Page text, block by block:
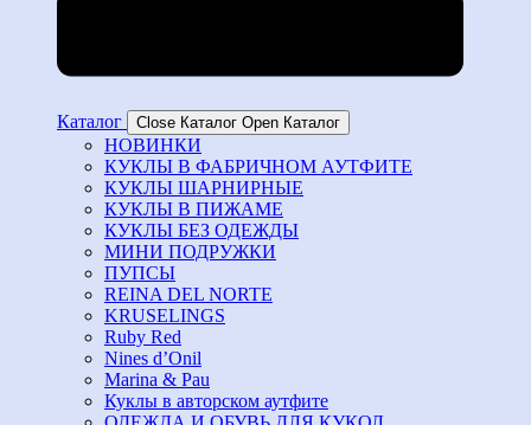
Каталог Close Каталог Open Каталог
НОВИНКИ
КУКЛЫ В ФАБРИЧНОМ АУТФИТЕ
КУКЛЫ ШАРНИРНЫЕ
КУКЛЫ В ПИЖАМЕ
КУКЛЫ БЕЗ ОДЕЖДЫ
МИНИ ПОДРУЖКИ
ПУПСЫ
REINA DEL NORTE
KRUSELINGS
Ruby Red
Nines d’Onil
Marina & Pau
Куклы в авторском аутфите